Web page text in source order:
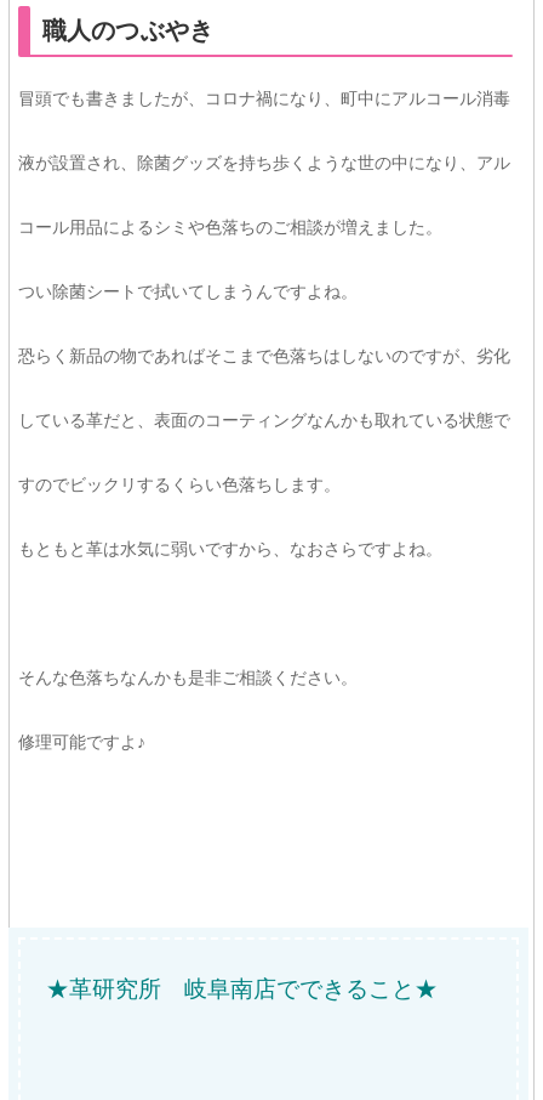
職人のつぶやき
冒頭でも書きましたが、コロナ禍になり、町中にアルコール消毒
液が設置され、除菌グッズを持ち歩くような世の中になり、アル
コール用品によるシミや色落ちのご相談が増えました。
つい除菌シートで拭いてしまうんですよね。
恐らく新品の物であればそこまで色落ちはしないのですが、劣化
している革だと、表面のコーティングなんかも取れている状態で
すのでビックリするくらい色落ちします。
もともと革は水気に弱いですから、なおさらですよね。
そんな色落ちなんかも是非ご相談ください。
修理可能ですよ♪
★革研究所 岐阜南店でできること★